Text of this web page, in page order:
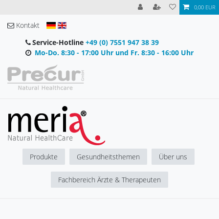
0,00 EUR
Kontakt
Service-Hotline+49 (0) 7551 947 38 39
Mo-Do. 8:30 - 17:00 Uhr und Fr. 8:30 - 16:00 Uhr
Produkte Gesundheitsthemen Über uns
Fachbereich Ärzte & Therapeuten